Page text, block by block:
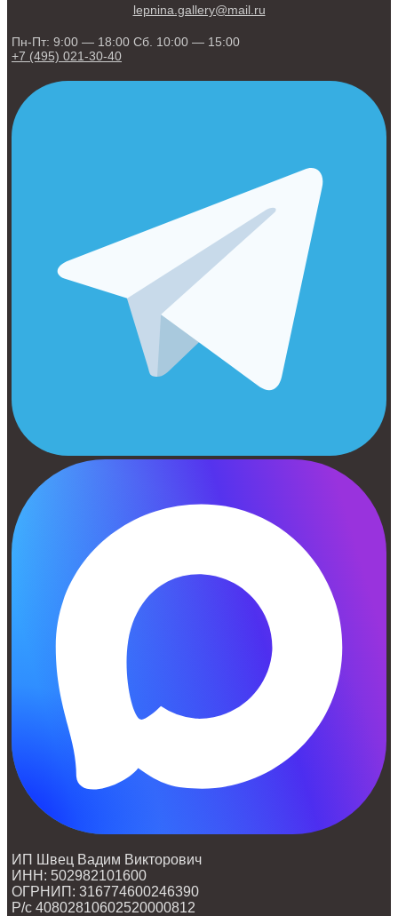
lepnina.gallery@mail.ru
Пн-Пт: 9:00 — 18:00 Сб. 10:00 — 15:00
+7 (495) 021-30-40
ИП Швец Вадим Викторович
ИНН: 502982101600
ОГРНИП: 316774600246390
Р/с 40802810602520000812